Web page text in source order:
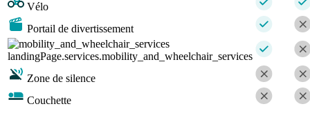
Vélo
Portail de divertissement
landingPage.services.mobility_and_wheelchair_services
Zone de silence
Couchette